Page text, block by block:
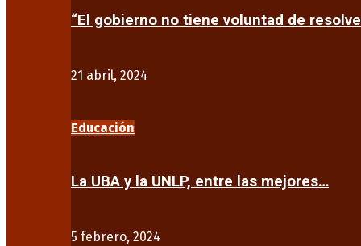
“El gobierno no tiene voluntad de
21 abril, 2024
Educación
La UBA y la UNLP, entre las mejores…
5 febrero, 2024